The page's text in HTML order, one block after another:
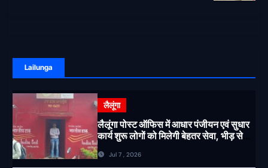
Lailunga
लैलूंगा
लैलूंगा पोस्ट ऑफिस में आधार पंजीयन एवं सुधार
कार्य शुरू लोगों को मिलेगी बेहतर सेवा, भीड़ से
Jul 7 , 2026